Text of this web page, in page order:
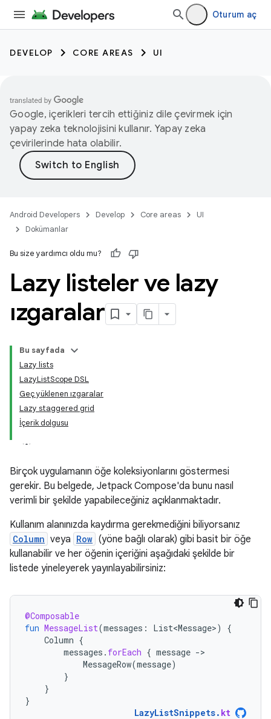
Oturum aç
DEVELOP CORE AREAS UI
Google, içerikleri tercih ettiğiniz dile çevirmek için
yapay zeka teknolojisini kullanır. Yapay zeka
çevirilerinde hata olabilir.
Android Developers Develop Core areas
UI
Dokümanlar
Bu size yardımcı oldu mu?
Lazy listeler ve lazy
ızgaralar
Bu sayfada
Lazy lists
LazyListScope DSL
Geç yüklenen ızgaralar
Lazy staggered grid
İçerik dolgusu
Birçok uygulamanın öğe koleksiyonlarını göstermesi
gerekir. Bu belgede, Jetpack Compose'da bunu nasıl
verimli bir şekilde yapabileceğiniz açıklanmaktadır.
Kullanım alanınızda kaydırma gerekmediğini biliyorsanız
Column veya Row (yöne bağlı olarak) gibi basit bir öğe
kullanabilir ve her öğenin içeriğini aşağıdaki şekilde bir
listede yineleyerek yayınlayabilirsiniz:
@Composable
fun MessageList(messages : List<Message>)
{
Column {
messages . forEach { message -
MessageRow(message)
}
}
}
LazyListSnippets. kt